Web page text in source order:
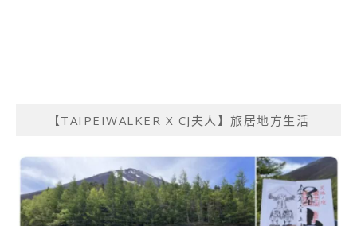
【TAIPEIWALKER X CJ夫人】旅居地方生活